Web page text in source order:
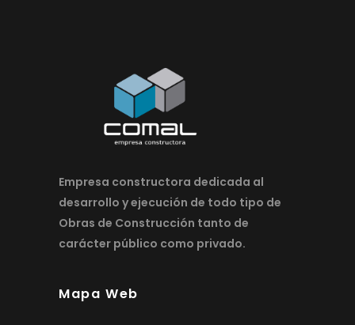
Empresa constructora dedicada al
desarrollo y ejecución de todo tipo de
Obras de Construcción tanto de
carácter público como privado.
Mapa Web